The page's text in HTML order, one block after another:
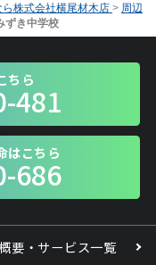
株式会社横尾材木店 > 周辺
ずき中学校
ちら
481
はこちら
686
要・サービス一覧